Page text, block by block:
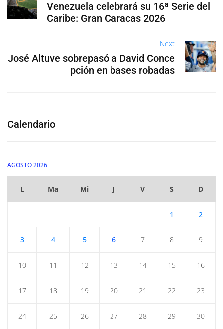
Venezuela celebrará su 16ª Serie del
Caribe: Gran Caracas 2026
Next
José Altuve sobrepasó a David Conce
pción en bases robadas
Calendario
AGOSTO 2026
L Ma Mi J V S D
1 2
3 4 5 6 7 8 9
10 11 12 13 14 15 16
17 18 19 20 21 22 23
24 25 26 27 28 29 30